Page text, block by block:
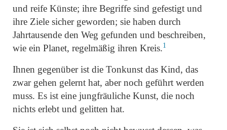
und reife Künste; ihre Begriffe sind gefestigt und
ihre Ziele sicher geworden; sie haben durch
Jahrtausende den Weg gefunden und beschreiben,
wie ein Planet, regelmäßig ihren Kreis.1
Ihnen gegenüber ist die Tonkunst das Kind, das
zwar gehen gelernt hat, aber noch geführt werden
muss. Es ist eine jungfräuliche Kunst, die noch
nichts erlebt und gelitten hat.